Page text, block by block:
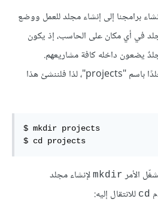
برامجنا إلى إنشاء مجلد للعمل ووضع
في أي مكان على الحاسب، إذ يكون
يضعون داخله كافة مشاريعهم.
سنستخدم في هذا المقال مجلدًا باسم "projects"، لذا فلننشئ هذا
$ mkdir projects
$ cd projects
الأمر mkdir لإنشاء مجلد
cd للانتقال إليه: